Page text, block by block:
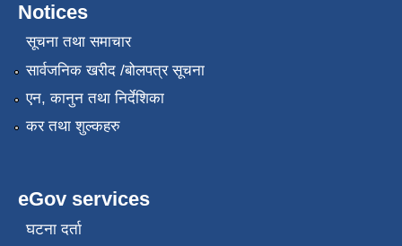
Notices
सूचना तथा समाचार
सार्वजनिक खरीद /बोलपत्र सूचना
एन, कानुन तथा निर्देशिका
कर तथा शुल्कहरु
eGov services
घटना दर्ता